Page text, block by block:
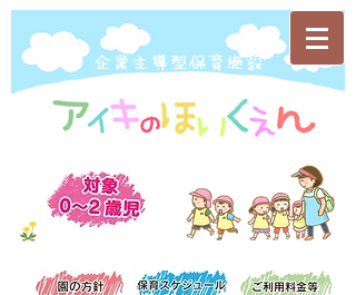
​企業主導型保育施設